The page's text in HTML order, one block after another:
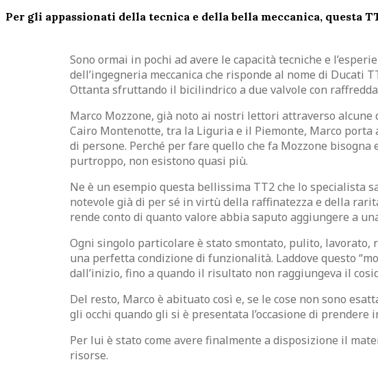
Per gli appassionati della tecnica e della bella meccanica, questa
Sono ormai in pochi ad avere le capacità tecniche e
dell’ingegneria meccanica che risponde al nome di Ducati
Ottanta sfruttando il bicilindrico a due valvole con
Marco Mozzone, già noto ai nostri lettori attraverso
Cairo Montenotte, tra la Liguria e il Piemonte, Marco
di persone. Perché per fare quello che fa Mozzone
purtroppo, non esistono quasi più.
Ne è un esempio questa bellissima TT2 che lo specialista
notevole già di per sé in virtù della raffinatezza e della
rende conto di quanto valore abbia saputo aggiungere a
Ogni singolo particolare è stato smontato, pulito, lavorato,
una perfetta condizione di funzionalità. Laddove questo
dall’inizio, fino a quando il risultato non raggiungeva il
Del resto, Marco è abituato così e, se le cose non sono
gli occhi quando gli si è presentata l’occasione di
Per lui è stato come avere finalmente a disposizione il
risorse.